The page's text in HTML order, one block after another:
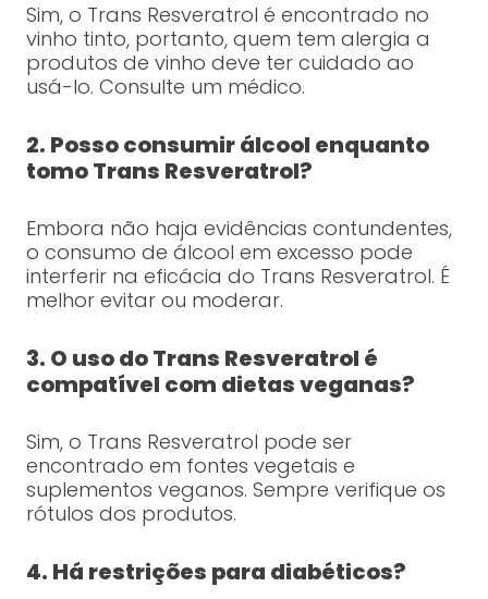
Sim, o Trans Resveratrol é encontrado no
vinho tinto, portanto, quem tem alergia a
produtos de vinho deve ter cuidado ao
usá-lo. Consulte um médico.
2. Posso consumir álcool enquanto
tomo Trans Resveratrol?
Embora não haja evidências contundentes,
o consumo de álcool em excesso pode
interferir na eficácia do Trans Resveratrol. É
melhor evitar ou moderar.
3. O uso do Trans Resveratrol é
compatível com dietas veganas?
Sim, o Trans Resveratrol pode ser
encontrado em fontes vegetais e
suplementos veganos. Sempre verifique os
rótulos dos produtos.
4. Há restrições para diabéticos?